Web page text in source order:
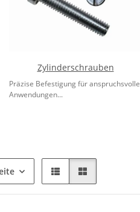
Zylinderschrauben
Präzise Befestigung für anspruchsvolle
Anwendungen...